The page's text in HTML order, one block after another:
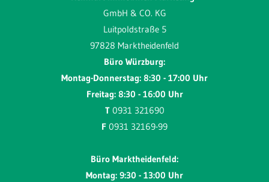
GmbH & CO. KG
Luitpoldstraße 5
97828 Marktheidenfeld
Büro Würzburg:
Montag-Donnerstag: 8:30 - 17:00 Uhr
Freitag: 8:30 - 16:00 Uhr
T 0931 321690
F 0931 32169-99
Büro Marktheidenfeld:
Montag: 9:30 - 13:00 Uhr